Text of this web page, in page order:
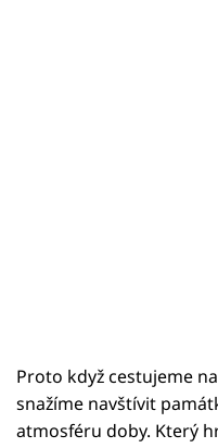
Proto když cestujeme
snažíme navštívit
atmosféru doby. Který